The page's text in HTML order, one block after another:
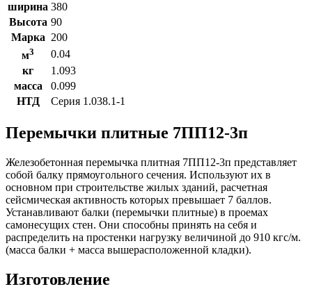
ширина 380
Высота 90
Марка 200
м3
0.04
кг
1.093
масса
0.099
НТД
Серия 1.038.1-1
Перемычки плитные 7ПП12-3п
Железобетонная перемычка плитная 7ПП12-3п представляет
собой балку прямоугольного сечения. Используют их в
основном при строительстве жилых зданий, расчетная
сейсмическая активность которых превышает 7 баллов.
Устанавливают балки (перемычки плитные) в проемах
самонесущих стен. Они способны принять на себя и
распределить на простенки нагрузку величиной до 910 кгс/м.
(масса балки + масса вышерасположенной кладки).
Изготовление